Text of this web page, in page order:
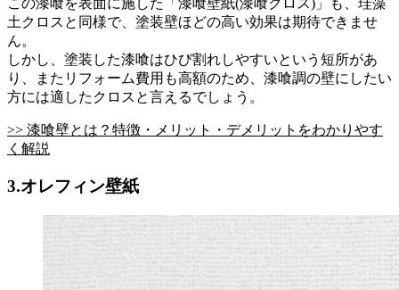
土クロスと同様で、塗装壁ほどの高い効果は期待できませ
ん。
しかし、塗装した漆喰はひび割れしやすいという短所があ
り、またリフォーム費用も高額のため、漆喰調の壁にしたい
方には適したクロスと言えるでしょう。
>> 漆喰壁とは？特徴・メリット・デメリットをわかりやす
く解説
3.オレフィン壁紙